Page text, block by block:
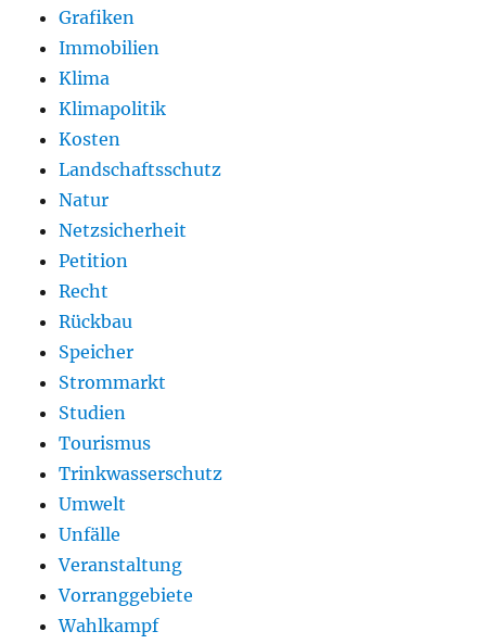
Grafiken
Immobilien
Klima
Klimapolitik
Kosten
Landschaftsschutz
Natur
Netzsicherheit
Petition
Recht
Rückbau
Speicher
Strommarkt
Studien
Tourismus
Trinkwasserschutz
Umwelt
Unfälle
Veranstaltung
Vorranggebiete
Wahlkampf